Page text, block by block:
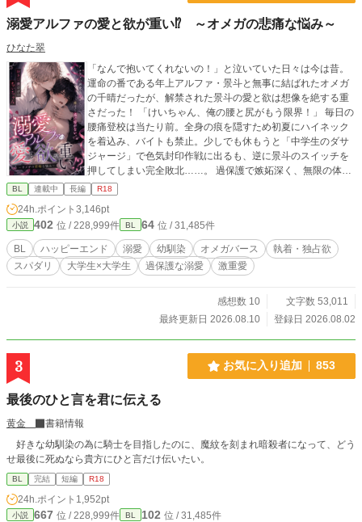
溺愛アルファの愛と欲が重い⁉︎ ～オメガの悲痛な悩み～
ひなた翠
「なんで抱いてくれないの！」と泣いていた日々は今は昔。
運命の番である年上アルファ・景斗と無事に結ばれたオメガ
の千晴だったが、解禁された景斗の愛と欲は想像を絶する重
さだった！ 「けいちゃん、俺の腰と尻がもう限界！」 毎日の
腰痛登校は当たり前。全身の痕を隠すため初夏にハイネック
を着込み、バイトも禁止。少しでも休もうと「中学生のダサ
ジャージ」で色気封印作戦に出るも、逆に景斗のスイッチを
押してしまい完全敗北……。 過保護で嫉妬深く、無限の体力
で番を貪る執着アルファ×愛されすぎて物理的に限界寸前なオ
メガの、甘くて激しいドタバタラブコメディ待望の続編！
BL 連載中 長編 R18
24h.ポイント 3,146pt
小説 402 位 / 228,999件 BL 64 位 / 31,485件
BL ハッピーエンド 溺愛 幼馴染 オメガバース
執着・独占欲
スパダリ
大学生×大学生 過保護な溺愛 激重愛
感想数 10
文字数 53,011
最終更新日 2026.08.10
登録日 2026.08.02
3 お気に入り追加 853
最後のひと言を君に伝える
黄金
書籍情報
好きな幼馴染の為に騎士を目指したのに、魔紋を刻まれ暗殺者になって、どう
せ最後に死ぬなら貴方にひと言だけ伝いたい。
BL 完結 短編 R18
24h.ポイント 1,952pt
小説 667 位 / 228,999件 BL 102 位 / 31,485件